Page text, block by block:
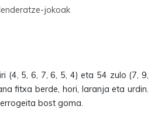
jokoak
(4, 5, 6, 7, 6, 5, 4) eta 54 zulo (7, 9,
fitxa berde, hori, laranja eta urdin.
bost goma.